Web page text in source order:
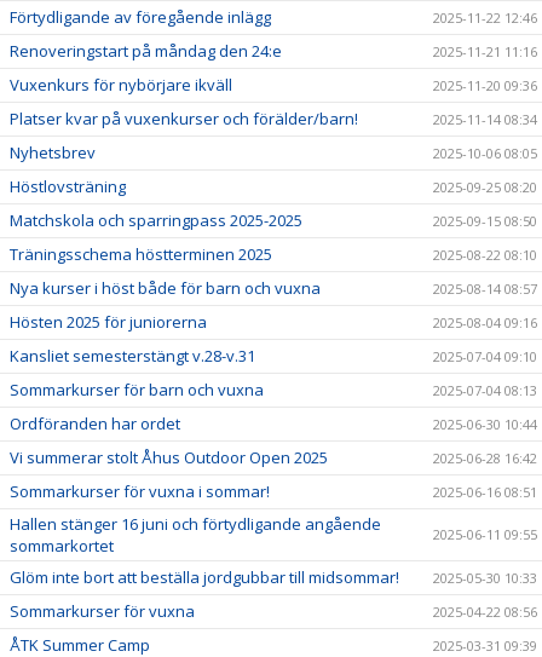
Förtydligande av föregående inlägg 2025-11-22 12:46
Renoveringstart på måndag den 24:e 2025-11-21 11:16
Vuxenkurs för nybörjare ikväll 2025-11-20 09:36
Platser kvar på vuxenkurser och förälder/barn! 2025-11-14 08:34
Nyhetsbrev 2025-10-06 08:05
Höstlovsträning 2025-09-25 08:20
Matchskola och sparringpass 2025-2025 2025-09-15 08:50
Träningsschema höstterminen 2025 2025-08-22 08:10
Nya kurser i höst både för barn och vuxna 2025-08-14 08:57
Hösten 2025 för juniorerna 2025-08-04 09:16
Kansliet semesterstängt v.28-v.31 2025-07-04 09:10
Sommarkurser för barn och vuxna 2025-07-04 08:13
Ordföranden har ordet 2025-06-30 10:44
Vi summerar stolt Åhus Outdoor Open 2025 2025-06-28 16:42
Sommarkurser för vuxna i sommar! 2025-06-16 08:51
Hallen stänger 16 juni och förtydligande angående
sommarkortet
2025-06-11 09:55
Glöm inte bort att beställa jordgubbar till midsommar! 2025-05-30 10:33
Sommarkurser för vuxna 2025-04-22 08:56
ÅTK Summer Camp 2025-03-31 09:39